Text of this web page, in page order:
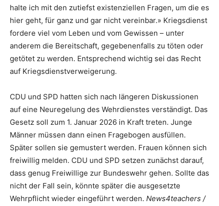
halte ich mit den zutiefst existenziellen Fragen, um die es
hier geht, für ganz und gar nicht vereinbar.» Kriegsdienst
fordere viel vom Leben und vom Gewissen – unter
anderem die Bereitschaft, gegebenenfalls zu töten oder
getötet zu werden. Entsprechend wichtig sei das Recht
auf Kriegsdienstverweigerung.
CDU und SPD hatten sich nach längeren Diskussionen
auf eine Neuregelung des Wehrdienstes verständigt. Das
Gesetz soll zum 1. Januar 2026 in Kraft treten. Junge
Männer müssen dann einen Fragebogen ausfüllen.
Später sollen sie gemustert werden. Frauen können sich
freiwillig melden. CDU und SPD setzen zunächst darauf,
dass genug Freiwillige zur Bundeswehr gehen. Sollte das
nicht der Fall sein, könnte später die ausgesetzte
Wehrpflicht wieder eingeführt werden. News4teachers /